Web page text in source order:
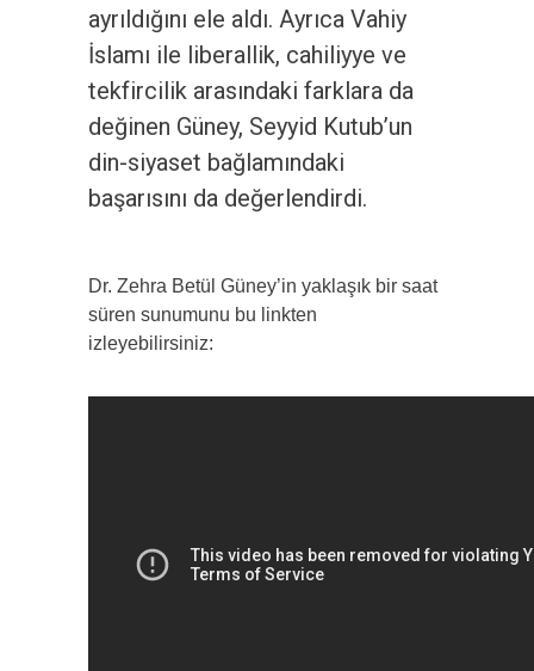
ayrıldığını ele aldı. Ayrıca Vahiy
İslamı ile liberallik, cahiliyye ve
tekfircilik arasındaki farklara da
değinen Güney, Seyyid Kutub’un
din-siyaset bağlamındaki
başarısını da değerlendirdi.
Dr. Zehra Betül Güney’in yaklaşık bir saat
süren sunumunu bu linkten
izleyebilirsiniz: